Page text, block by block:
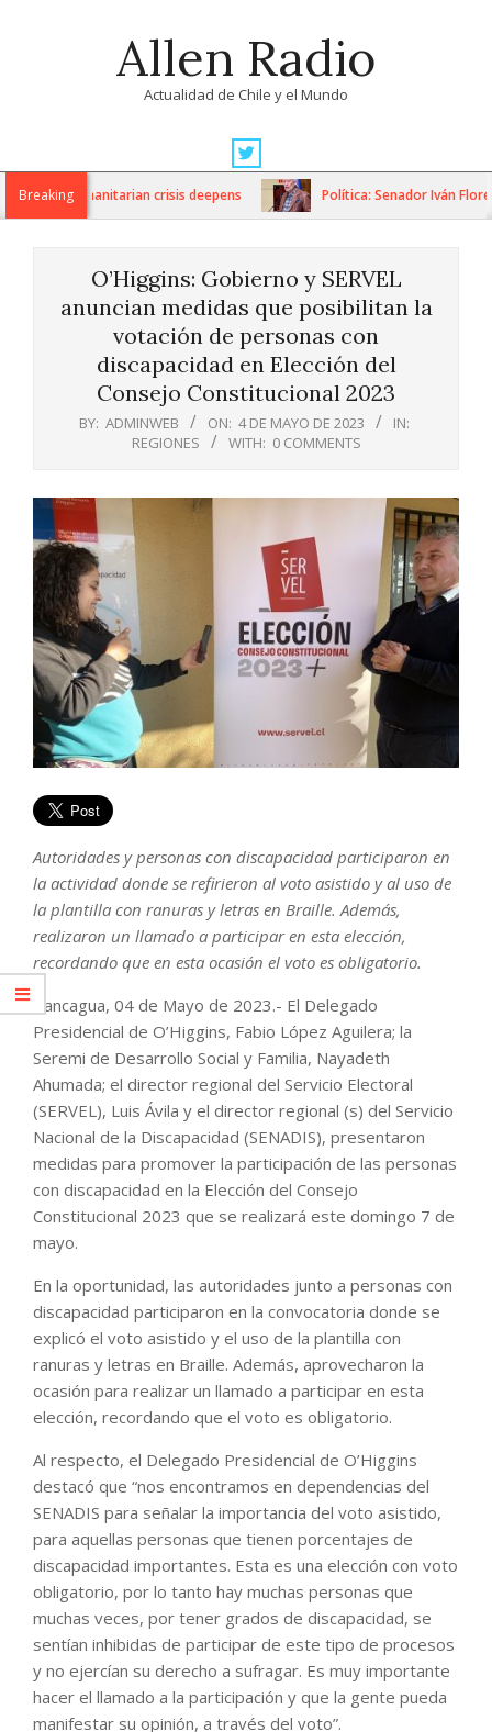
Allen Radio
Actualidad de Chile y el Mundo
Navigation
MenuBreaking
as humanitarian crisis deepens Política: Senador Iván Flores
O’Higgins: Gobierno y SERVEL
anuncian medidas que posibilitan la
votación de personas con
discapacidad en Elección del
Consejo Constitucional 2023
BY: ADMINWEB ON: 4 DE MAYO DE 2023
IN:
REGIONES
WITH: 0 COMMENTS
Autoridades y personas con discapacidad participaron en
la actividad donde se refirieron al voto asistido y al uso de
la plantilla con ranuras y letras en Braille. Además,
realizaron un llamado a participar en esta elección,
recordando que en esta ocasión el voto es obligatorio.
Rancagua, 04 de Mayo de 2023.- El Delegado
Presidencial de O’Higgins, Fabio López Aguilera; la
Seremi de Desarrollo Social y Familia, Nayadeth
Ahumada; el director regional del Servicio Electoral
(SERVEL), Luis Ávila y el director regional (s) del Servicio
Nacional de la Discapacidad (SENADIS), presentaron
medidas para promover la participación de las personas
con discapacidad en la Elección del Consejo
Constitucional 2023 que se realizará este domingo 7 de
mayo.
En la oportunidad, las autoridades junto a personas con
discapacidad participaron en la convocatoria donde se
explicó el voto asistido y el uso de la plantilla con
ranuras y letras en Braille. Además, aprovecharon la
ocasión para realizar un llamado a participar en esta
elección, recordando que el voto es obligatorio.
Al respecto, el Delegado Presidencial de O’Higgins
destacó que “nos encontramos en dependencias del
SENADIS para señalar la importancia del voto asistido,
para aquellas personas que tienen porcentajes de
discapacidad importantes. Esta es una elección con voto
obligatorio, por lo tanto hay muchas personas que
muchas veces, por tener grados de discapacidad, se
sentían inhibidas de participar de este tipo de procesos
y no ejercían su derecho a sufragar. Es muy importante
hacer el llamado a la participación y que la gente pueda
manifestar su opinión, a través del voto”.